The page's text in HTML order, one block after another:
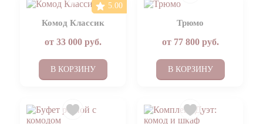
Комод Классик
от 33 000руб.
В КОРЗИНУ
5.00
Трюмо
от 77 800руб.
В КОРЗИНУ